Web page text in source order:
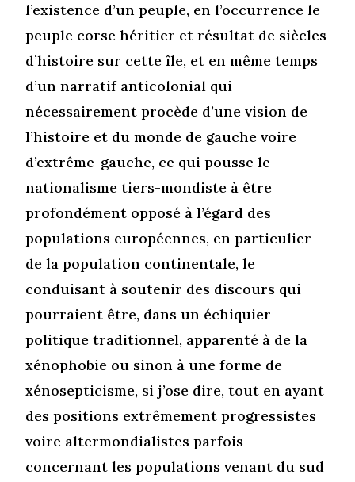
l’existence d’un peuple, en l’occurrence le
peuple corse héritier et résultat de siècles
d’histoire sur cette île, et en même temps
d’un narratif anticolonial qui
nécessairement procède d’une vision de
l’histoire et du monde de gauche voire
d’extrême-gauche, ce qui pousse le
nationalisme tiers-mondiste à être
profondément opposé à l’égard des
populations européennes, en particulier
de la population continentale, le
conduisant à soutenir des discours qui
pourraient être, dans un échiquier
politique traditionnel, apparenté à de la
xénophobie ou sinon à une forme de
xénosepticisme, si j’ose dire, tout en ayant
des positions extrêmement progressistes
voire altermondialistes parfois
concernant les populations venant du sud